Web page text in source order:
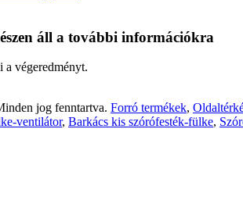
áll a további információkra
végeredményt.
jog fenntartva. Forró termékek,
ventilátor, Barkács kis szórófesték-fülke,